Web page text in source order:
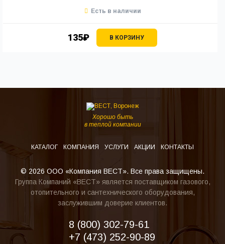
135₽ В КОРЗИНУ
Есть в наличии
Хорошо быть
в теплой компании
КАТАЛОГ КОМПАНИЯ УСЛУГИ АКЦИИ КОНТАКТЫ
© 2026 ООО «Компания ВЕСТ». Все права защищены.
Группа Компаний «ВЕСТ» является поставщиком газового,
отопительного и сантехнического оборудования,
заслужившим доверие клиентов.
8 (800) 302-79-61
+7 (473) 252-90-89